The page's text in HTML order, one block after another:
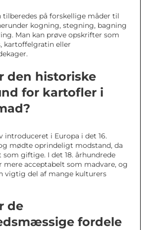
tilberedes på forskellige måder til
kogning, stegning, bagning
Man kan prøve opskrifter som
kartoffelgratin eller
den historiske
for kartofler i
introduceret i Europa i det 16.
mødte oprindeligt modstand, da
som giftige. I det 18. århundrede
mere acceptabelt som madvare, og
vigtig del af mange kulturers
de
fordele